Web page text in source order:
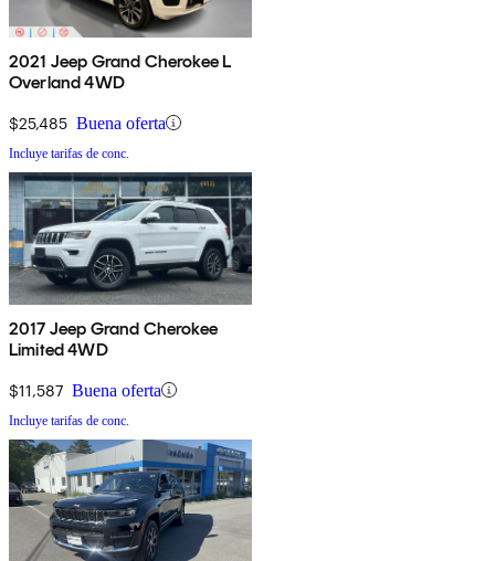
2021 Jeep Grand Cherokee L
Overland 4WD
$25,485 Buena oferta
Incluye tarifas de conc.
2017 Jeep Grand Cherokee
Limited 4WD
$11,587 Buena oferta
Incluye tarifas de conc.